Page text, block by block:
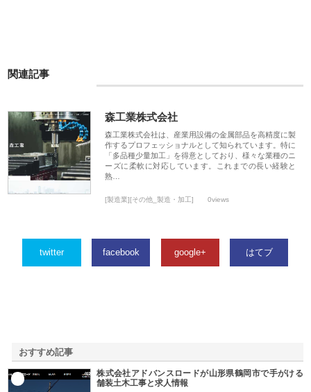
関連記事
森工業株式会社
森工業株式会社は、産業用設備の金属部品を高精度に製
作するプロフェッショナルとして知られています。特に
「多品種少量加工」を得意としており、様々な業種のニ
ーズに柔軟に対応しています。これまでの長い経験と
熟…
[製造業][その他_製造・加工] 0views
twitter facebook google+ はてブ
おすすめ記事
株式会社アドバンスロードが山形県鶴岡市で手がける
舗装土木工事と求人情報